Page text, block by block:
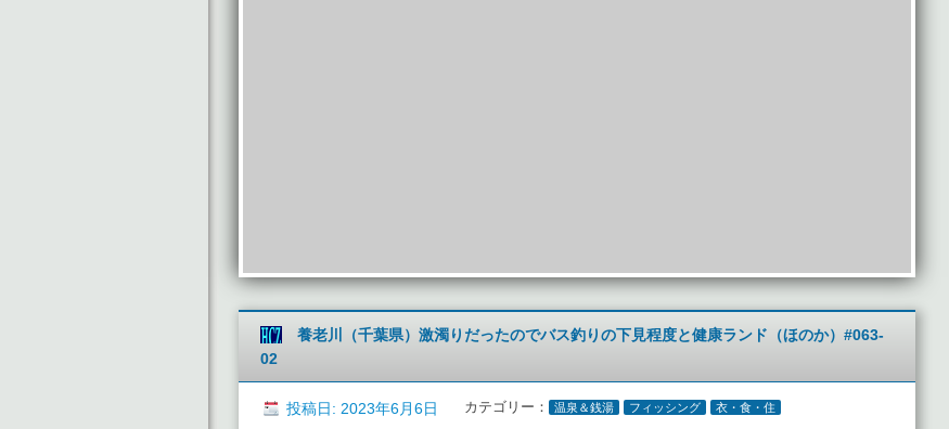
養老川（千葉県）激濁りだったのでバス釣りの下見程度と健康ランド（ほのか）#063-
02
投稿日: 2023年6月6日 カテゴリー： 温泉＆銭湯 フィッシング 衣・食・住